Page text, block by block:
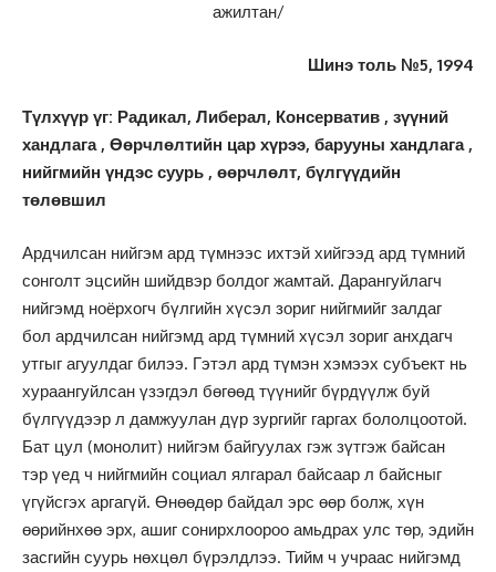
ажилтан/
Шинэ толь №5, 1994
Түлхүүр үг: Радикал, Либерал, Консерватив , зүүний
хандлага , Өөрчлөлтийн цар хүрээ, барууны хандлага ,
нийгмийн үндэс суурь , өөрчлөлт, бүлгүүдийн
төлөвшил
Ардчилсан нийгэм ард түмнээс ихтэй хийгээд ард түмний
сонголт эцсийн шийдвэр болдог жамтай. Дарангуйлагч
нийгэмд ноёрхогч бүлгийн хүсэл зориг нийгмийг залдаг
бол ардчилсан нийгэмд ард түмний хүсэл зориг анхдагч
утгыг агуулдаг билээ. Гэтэл ард түмэн хэмээх субъект нь
хураангуйлсан үзэгдэл бөгөөд түүнийг бүрдүүлж буй
бүлгүүдээр л дамжуулан дүр зургийг гаргах бололцоотой.
Бат цул (монолит) нийгэм байгуулах гэж зүтгэж байсан
тэр үед ч нийгмийн социал ялгарал байсаар л байсныг
үгүйсгэх аргагүй. Өнөөдөр байдал эрс өөр болж, хүн
өөрийнхөө эрх, ашиг сонирхлоороо амьдрах улс төр, эдийн
засгийн суурь нөхцөл бүрэлдлээ. Тийм ч учраас нийгэмд